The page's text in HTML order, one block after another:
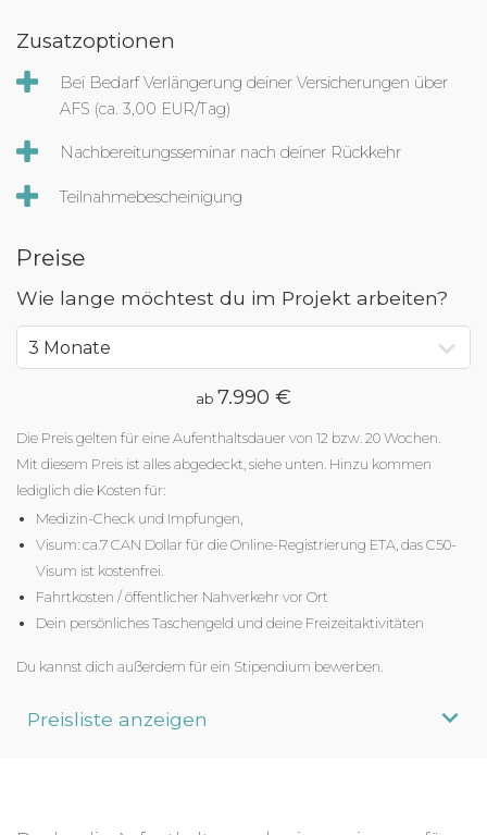
Zusatzoptionen
Bei Bedarf Verlängerung deiner Versicherungen über
AFS (ca. 3,00 EUR/Tag)
Nachbereitungsseminar nach deiner Rückkehr
Teilnahmebescheinigung
Preise
Wie lange möchtest du im Projekt arbeiten?
ab7.990 €
Die Preis gelten für eine Aufenthaltsdauer von 12 bzw. 20 Wochen.
Mit diesem Preis ist alles abgedeckt, siehe unten. Hinzu kommen
lediglich die Kosten für:
Medizin-Check und Impfungen,
Visum: ca.7 CAN Dollar für die Online-Registrierung ETA, das C50-
Visum ist kostenfrei.
Fahrtkosten / öffentlicher Nahverkehr vor Ort
Dein persönliches Taschengeld und deine Freizeitaktivitäten
Du kannst dich außerdem für ein Stipendium bewerben.
Preisliste anzeigen